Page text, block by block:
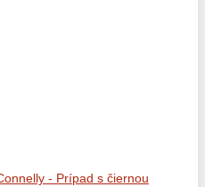
- Prípad s čiernou